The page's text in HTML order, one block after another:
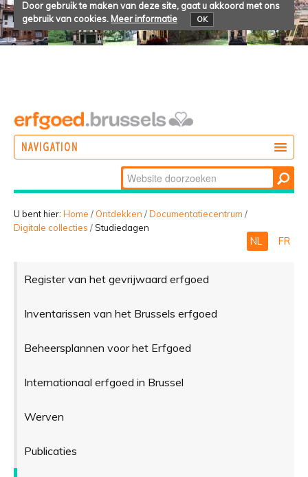
Door gebruik te maken van deze site, gaat u akkoord met ons
gebruik van cookies. Meer informatie OK
NAVIGATION
BELEVEN
Zoek
Geavanceerd
zoeken...
U bent hier: Home / Ontdekken /Documentatiecentrum /
Digitale collecties /Studiedagen
NL FR
Register van het gevrijwaard erfgoed
Inventarissen van het Brussels erfgoed
Beheersplannen voor het Erfgoed
Internationaal erfgoed in Brussel
Werven
Publicaties